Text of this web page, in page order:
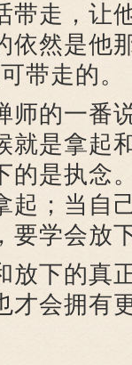
带走，让
依然是他
带走的。
的一番
就是拿起
的是执念
起；当自
要学会放
下的真
才会拥有